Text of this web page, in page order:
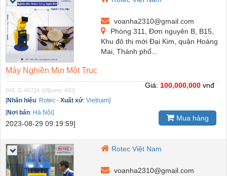
voanha2310@gmail.com
Phòng 311, Đơn nguyên B, B15,
Khu đô thị mới Đại Kim, quận Hoàng
Mai, Thành phố...
Máy Nghiền Mịn Một Trục
[Mã: G-60724-10] [xem: 693]
[Nhãn hiệu: Rotec - Xuất xứ: Vietnam]
[Nơi bán: Hà Nội]
2023-08-29 09:19:59]
Giá: 100,000,000 vnđ
Mua hàng
Rotec Việt Nam
voanha2310@gmail.com